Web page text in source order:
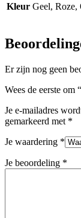
Kleur Geel, Roze,
Er zijn nog geen
Wees de eerste
Je e-mailadres
gemarkeerd met *
Je waardering *
Je beoordeling *